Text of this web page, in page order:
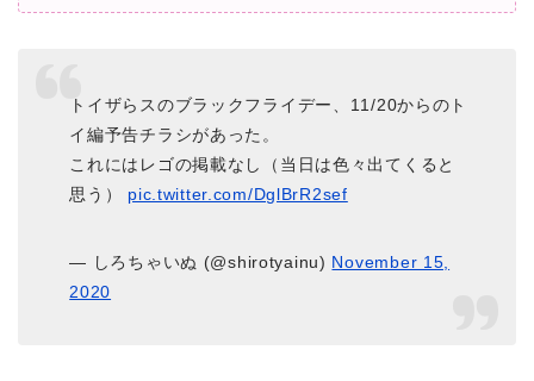
トイザらスのブラックフライデー、11/20からのト
イ編予告チラシがあった。
これにはレゴの掲載なし（当日は色々出てくると
思う） pic.twitter.com/DglBrR2sef
— しろちゃいぬ (@shirotyainu) November 15,
2020